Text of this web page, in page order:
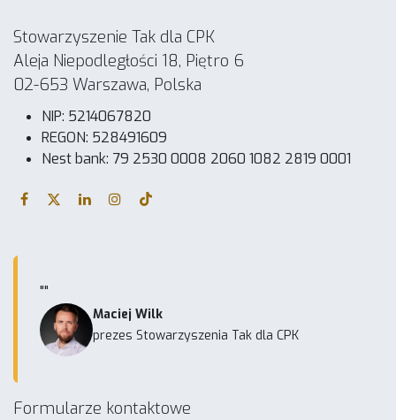
Stowarzyszenie Tak dla CPK
Aleja Niepodległości 18, Piętro 6
02-653 Warszawa, Polska
NIP: 5214067820
REGON: 528491609
Nest bank: 79 2530 0008 2060 1082 2819 0001
""
Maciej Wilk
prezes Stowarzyszenia Tak dla CPK
Formularze kontaktowe